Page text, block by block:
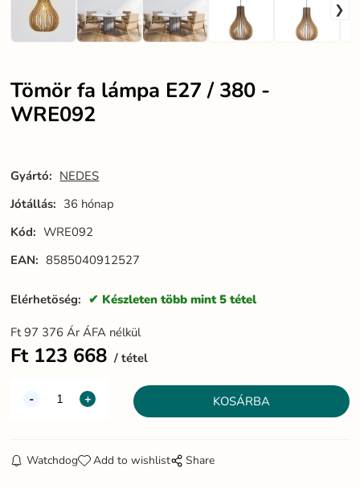
Tömör fa lámpa E27 / 380 -
WRE092
Gyártó: NEDES
Jótállás: 36 hónap
Kód: WRE092
EAN: 8585040912527
Elérhetöség: Készleten több mint 5 tétel
Ft97 376 Ár ÁFA nélkül
Ft 123 668 tétel
Watchdog Add to wishlist Share